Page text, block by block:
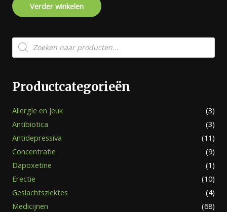
Verder winkelen
Producten
zoeken
Productcategorieën
Allergie en jeuk
(3)
Antibiotica
(3)
Antidepressiva
(11)
Concentratie
(9)
Dapoxetine
(1)
Erectie
(10)
Geslachtsziektes
(4)
Medicijnen
(68)